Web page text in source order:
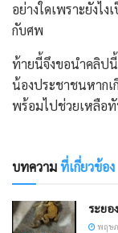
อย่างใดเพราะยังไ
กับศพ
ท้ายนี้จึงขอนำคลิป
น้องประชาชนหากเ
พร้อมไปช่วยเหลือ
บทความที่เกี่ยวข้อง
ระยอ
พฤษ